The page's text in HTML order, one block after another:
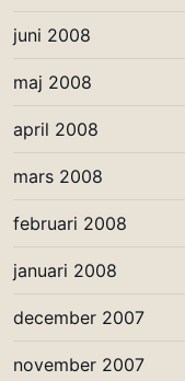
juni 2008
maj 2008
april 2008
mars 2008
februari 2008
januari 2008
december 2007
november 2007